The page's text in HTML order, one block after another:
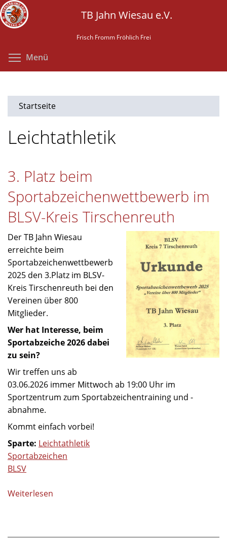
Direkt
zum
Inhalt
TB Jahn Wiesau e.V.
Frisch Fromm Fröhlich Frei
Menü
Startseite
Leichtathletik
3. Platz beim
Sportabzeichenwettbewerb im
BLSV-Kreis Tirschenreuth
Der TB Jahn Wiesau
erreichte beim
Sportabzeichenwettbewerb
2025 den 3.Platz im BLSV-
Kreis Tirschenreuth bei den
Vereinen über 800
Mitglieder.
Wer hat Interesse, beim
Sportabzeiche 2026 dabei
zu sein?
Wir treffen uns ab
03.06.2026 immer Mittwoch ab 19:00 Uhr im
Sportzentrum zum Sportabzeichentraining und -
abnahme.
Kommt einfach vorbei!
Sparte: Leichtathletik
Sportabzeichen
BLSV
Weiterlesen